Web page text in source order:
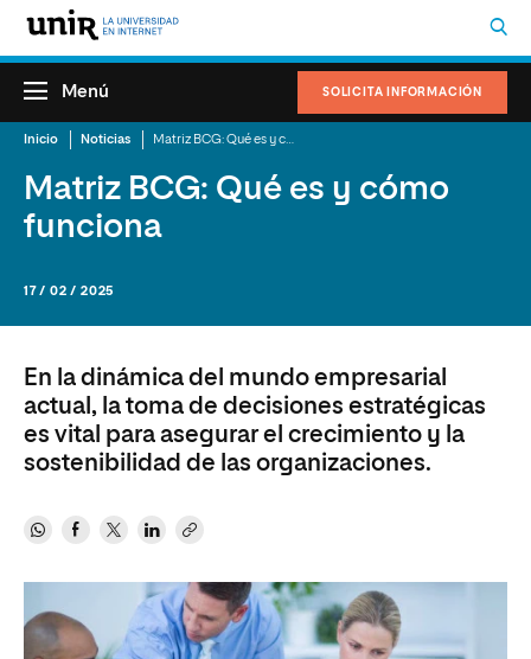
SOLICITA INFORMACIÓN
Menú
Inicio Noticias
Matriz BCG: Qué es y cómo
funciona
17 / 02 / 2025
En la dinámica del mundo empresarial
actual, la toma de decisiones estratégicas
es vital para asegurar el crecimiento y la
sostenibilidad de las organizaciones.